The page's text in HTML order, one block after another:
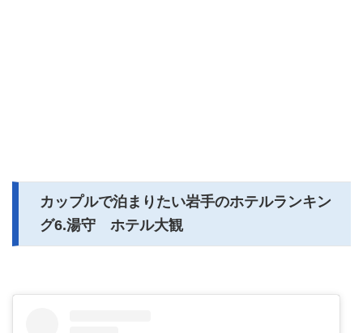
カップルで泊まりたい岩手のホテルランキン
グ6.湯守 ホテル大観